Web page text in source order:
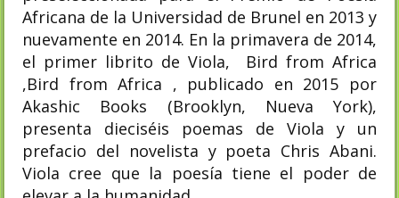
Africana de la Universidad de Brunel en 2013 y
nuevamente en 2014. En la primavera de 2014,
el primer librito de Viola, Bird from Africa
,Bird from Africa , publicado en 2015 por
Akashic Books (Brooklyn, Nueva York),
presenta dieciséis poemas de Viola y un
prefacio del novelista y poeta Chris Abani.
Viola cree que la poesía tiene el poder de